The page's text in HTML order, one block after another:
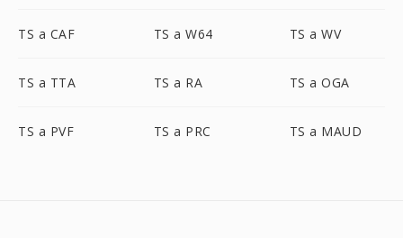
TS a CAF TS a W64 TS a WV
TS a TTA TS a RA TS a OGA
TS a PVF TS a PRC TS a MAUD